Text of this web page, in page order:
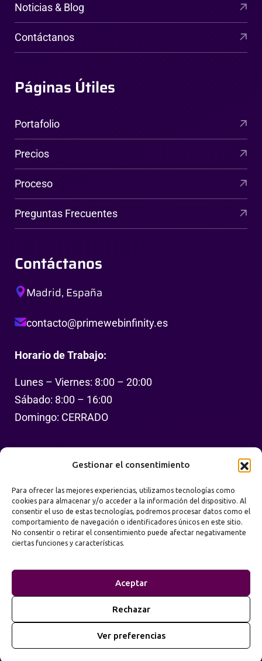
Gestionar el consentimiento
Para ofrecer las mejores experiencias, utilizamos tecnologías como
cookies para almacenar y/o acceder a la información del dispositivo. Al
consentir el uso de estas tecnologías, podremos procesar datos como el
comportamiento de navegación o identificadores únicos en este sitio.
No consentir o retirar el consentimiento puede afectar negativamente
ciertas funciones y características.
Aceptar
Rechazar
Ver preferencias
Noticias & Blog
Contáctanos
Páginas Útiles
Portafolio
Precios
Proceso
Preguntas Frecuentes
Contáctanos
Madrid, España
contacto@primewebinfinity.es
Horario de Trabajo:
Lunes – Viernes: 8:00 – 20:00
Sábado: 8:00 – 16:00
Domingo: CERRADO
Síguenos
Política de Privacidad
Mapa del Sitio
©2026Prime Web Infinity. Todos los derechos
reservados.